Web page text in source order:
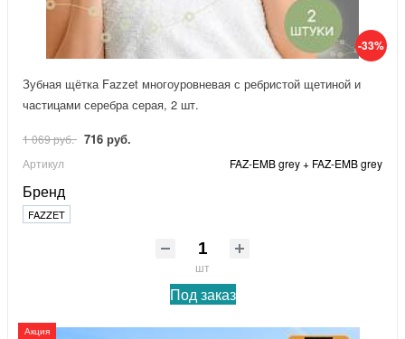
-33%
Зубная щётка Fazzet многоуровневая с ребристой щетиной и
частицами серебра серая, 2 шт.
1 069 руб. 716 руб.
Артикул FAZ-EMB grey + FAZ-EMB grey
Бренд
FAZZET
шт
Под заказ
Акция